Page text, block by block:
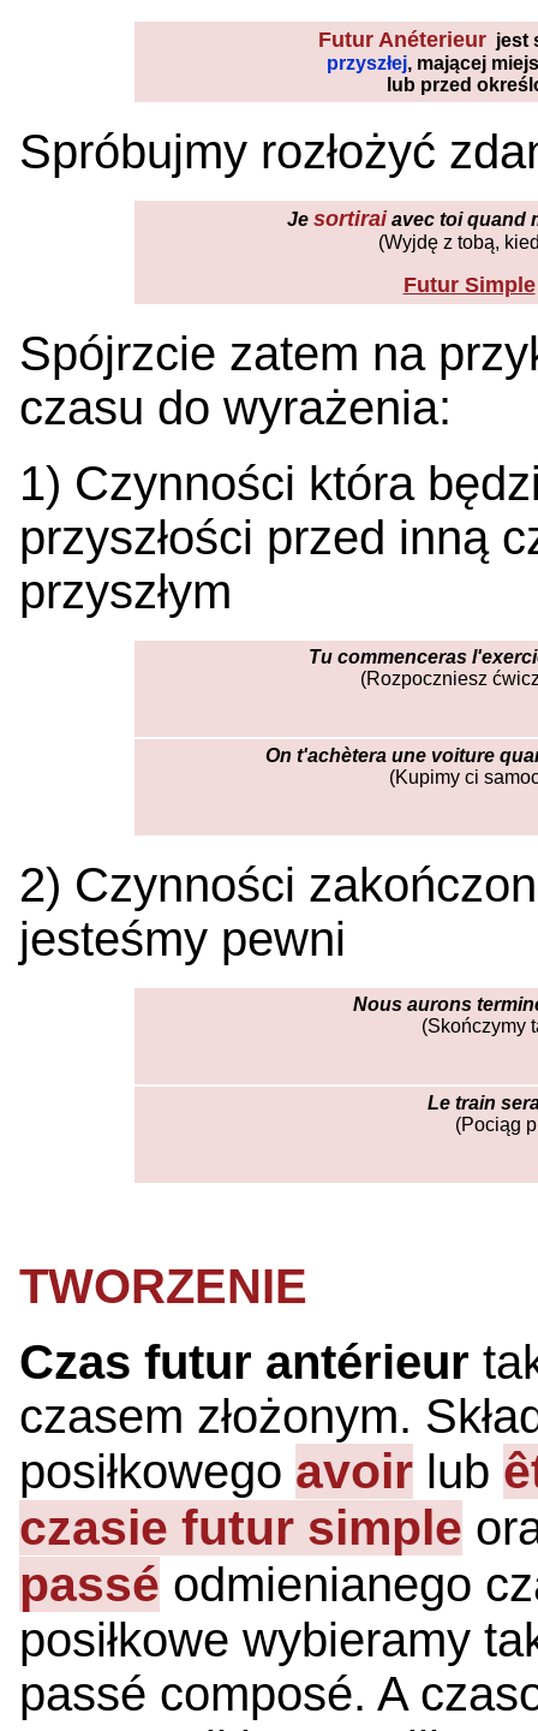
Futur Anéterieurjest
przyszłej, mającej
lub przed
Spróbujmy rozłożyć
Je sortirai avec toi quand
(Wyjdę z tobą,
Futur Simple
Spójrzcie zatem na
czasu do wyrażenia:
1) Czynności która
przyszłości przed inną
przyszłym
Tu commenceras
(Rozpoczniesz
On t'achètera une voiture
(Kupimy ci
2) Czynności
jesteśmy pewni
Nous aurons
(Skończymy
Le train
(Pociąg
TWORZENIE
Czas futur antérieur
czasem złożonym.
posiłkowego avoir lub
czasie futur simple
passé odmienianego
posiłkowe wybieramy
passé composé. A